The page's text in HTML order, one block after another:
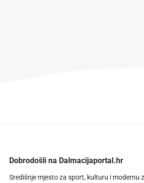
Dobrodošli na Dalmacijaportal.hr
Središnje mjesto za sport, kulturu i modernu